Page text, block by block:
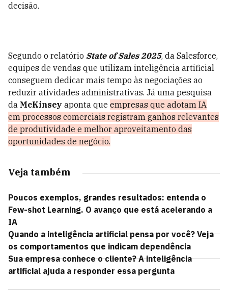
decisão.
Segundo o relatório State of Sales 2025, da Salesforce,
equipes de vendas que utilizam inteligência artificial
conseguem dedicar mais tempo às negociações ao
reduzir atividades administrativas. Já uma pesquisa
da McKinsey aponta que empresas que adotam IA
em processos comerciais registram ganhos relevantes
de produtividade e melhor aproveitamento das
oportunidades de negócio.
Veja também
Poucos exemplos, grandes resultados: entenda o
Few-shot Learning. O avanço que está acelerando a
IA
Quando a inteligência artificial pensa por você? Veja
os comportamentos que indicam dependência
Sua empresa conhece o cliente? A inteligência
artificial ajuda a responder essa pergunta